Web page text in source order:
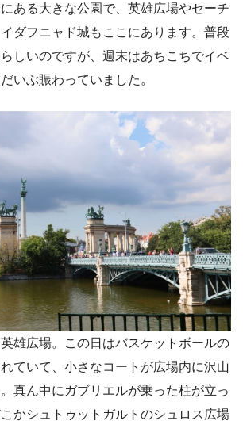
ある大きな公園で、英雄広場やセーチ
ダフニャド城もここにあります。普段
しいのですが、週末はあちこちでイベ
いぶ賑わっていました。
雄広場。この日はバスケットボールの
ていて、小さなコートが広場内に沢山
真ん中にガブリエルが乗った柱が立っ
かシュトゥットガルトのシュロス広場